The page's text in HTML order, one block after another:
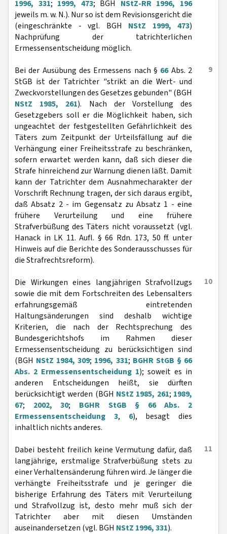
1996, 331; 1999, 473; BGH NStZ-RR 1996, 196
jeweils m. w. N.). Nur so ist dem Revisionsgericht die
(eingeschränkte - vgl. BGH NStZ 1999, 473)
Nachprüfung der tatrichterlichen
Ermessensentscheidung möglich.
9
Bei der Ausübung des Ermessens nach § 66Abs. 2
StGB ist der Tatrichter "strikt an die Wert- und
Zweckvorstellungen des Gesetzes gebunden" (BGH
NStZ 1985, 261). Nach der Vorstellung des
Gesetzgebers soll er die Möglichkeit haben, sich
ungeachtet der festgestellten Gefährlichkeit des
Täters zum Zeitpunkt der Urteilsfällung auf die
Verhängung einer Freiheitsstrafe zu beschränken,
sofern erwartet werden kann, daß sich dieser die
Strafe hinreichend zur Warnung dienen läßt. Damit
kann der Tatrichter dem Ausnahmecharakter der
Vorschrift Rechnung tragen, der sich daraus ergibt,
daß Absatz 2 - im Gegensatz zu Absatz 1 - eine
frühere Verurteilung und eine frühere
Strafverbüßung des Täters nicht voraussetzt (vgl.
Hanack in LK 11. Aufl. § 66 Rdn. 173, 50 ff. unter
Hinweis auf die Berichte des Sonderausschusses für
die Strafrechtsreform).
10
Die Wirkungen eines langjährigen Strafvollzugs
sowie die mit dem Fortschreiten des Lebensalters
erfahrungsgemäß eintretenden
Haltungsänderungen sind deshalb wichtige
Kriterien, die nach der Rechtsprechung des
Bundesgerichtshofs im Rahmen dieser
Ermessensentscheidung zu berücksichtigen sind
(BGH NStZ 1984, 309; 1996, 331; BGHR StGB § 66
Abs. 2 Ermessensentscheidung 1); soweit es in
anderen Entscheidungen heißt, sie dürften
berücksichtigt werden (BGH NStZ 1985, 261; 1989,
67; 2002, 30; BGHR StGB § 66 Abs. 2
Ermessensentscheidung 3, 6), besagt dies
inhaltlich nichts anderes.
11
Dabei besteht freilich keine Vermutung dafür, daß
langjährige, erstmalige Strafverbüßung stets zu
einer Verhaltensänderung führen wird. Je länger die
verhängte Freiheitsstrafe und je geringer die
bisherige Erfahrung des Täters mit Verurteilung
und Strafvollzug ist, desto mehr muß sich der
Tatrichter aber mit diesen Umständen
auseinandersetzen (vgl. BGH NStZ 1996, 331).